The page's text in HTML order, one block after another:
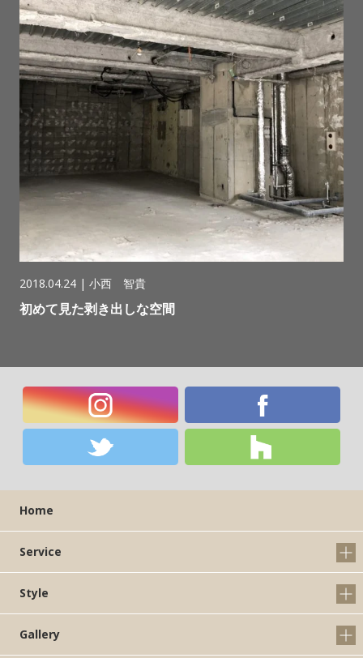
2018.04.24 | 小西 智貴
初めて見た剥き出しな空間
Home
Service
Style
Gallery